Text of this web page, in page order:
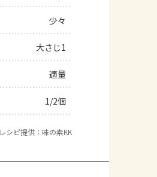
少々
大さじ1
適量
1/2個
レシピ提供：味の素KK